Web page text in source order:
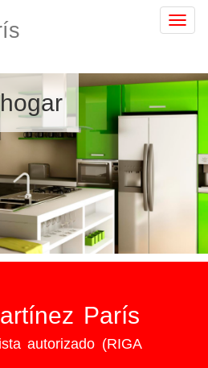
París
autorizado (RIGA